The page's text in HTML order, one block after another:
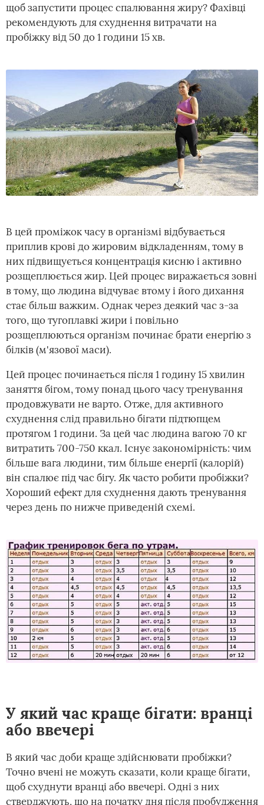
щоб запустити процес спалювання жиру? Фахівці
рекомендують для схуднення витрачати на
пробіжку від 50 до 1 години 15 хв.
В цей проміжок часу в організмі відбувається
приплив крові до жировим відкладенням, тому в
них підвищується концентрація кисню і активно
розщеплюється жир. Цей процес виражається зовні
в тому, що людина відчуває втому і його дихання
стає більш важким. Однак через деякий час з-за
того, що тугоплавкі жири і повільно
розщеплюються організм починає брати енергію з
білків (м'язової маси).
Цей процес починається після 1 годину 15 хвилин
заняття бігом, тому понад цього часу тренування
продовжувати не варто. Отже, для активного
схуднення слід правильно бігати підтюпцем
протягом 1 години. За цей час людина вагою 70 кг
витратить 700-750 ккал. Існує закономірність: чим
більше вага людини, тим більше енергії (калорій)
він спалює під час бігу. Як часто робити пробіжки?
Хороший ефект для схуднення дають тренування
через день по нижче приведеній схемі.
У який час краще бігати: вранці
або ввечері
В який час доби краще здійснювати пробіжки?
Точно вчені не можуть сказати, коли краще бігати,
щоб схуднути вранці або ввечері. Одні з них
стверджують, що на початку дня після пробудження